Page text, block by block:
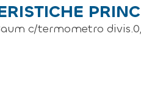
c/termometro